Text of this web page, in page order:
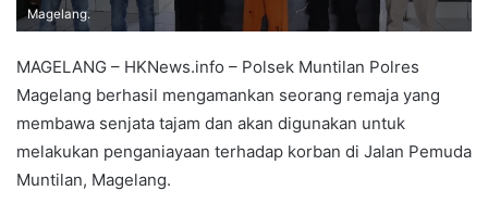
Magelang.
MAGELANG – HKNews.info – Polsek Muntilan Polres
Magelang berhasil mengamankan seorang remaja yang
membawa senjata tajam dan akan digunakan untuk
melakukan penganiayaan terhadap korban di Jalan Pemuda
Muntilan, Magelang.